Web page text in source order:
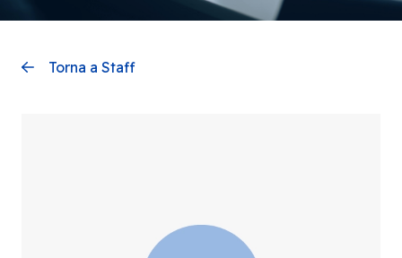
Torna a Staff